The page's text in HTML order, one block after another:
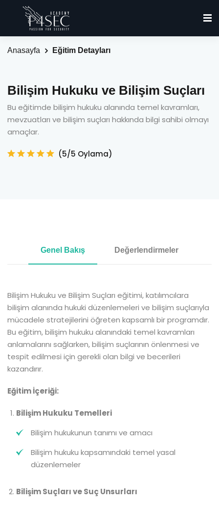
Anasayfa Eğitim Detayları
Bilişim Hukuku ve Bilişim Suçları
Bu eğitimde bilişim hukuku alanında temel kavramları,
mevzuatları ve bilişim suçları hakkında bilgi sahibi olmayı
amaçlar.
(5/5 Oylama)
Genel Bakış Değerlendirmeler
Bilişim Hukuku ve Bilişim Suçları eğitimi, katılımcılara
bilişim alanında hukuki düzenlemeleri ve bilişim suçlarıyla
mücadele stratejilerini öğreten kapsamlı bir programdır.
Bu eğitim, bilişim hukuku alanındaki temel kavramları
anlamalarını sağlarken, bilişim suçlarının önlenmesi ve
tespit edilmesi için gerekli olan bilgi ve becerileri
kazandırır.
Eğitim İçeriği:
Bilişim Hukuku Temelleri
Bilişim hukukunun tanımı ve amacı
Bilişim hukuku kapsamındaki temel yasal
düzenlemeler
Bilişim Suçları ve Suç Unsurları